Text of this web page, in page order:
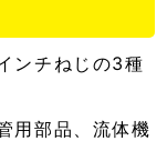
ンチねじの3種
用部品、流体機